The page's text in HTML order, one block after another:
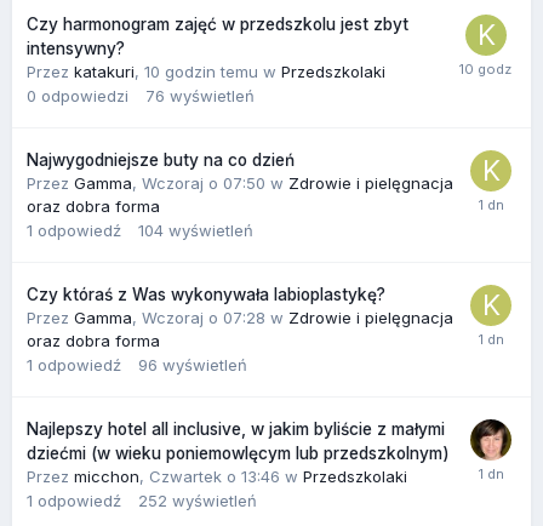
Czy harmonogram zajęć w przedszkolu jest zbyt
intensywny?
Przez katakuri, 10 godzin temu w Przedszkolaki
0 odpowiedzi 76 wyświetleń
Najwygodniejsze buty na co dzień
Przez Gamma, Wczoraj o 07:50 w Zdrowie i pielęgnacja
oraz dobra forma
1 odpowiedź 104 wyświetleń
Czy któraś z Was wykonywała labioplastykę?
Przez Gamma, Wczoraj o 07:28 w Zdrowie i pielęgnacja
oraz dobra forma
1 odpowiedź 96 wyświetleń
Najlepszy hotel all inclusive, w jakim byliście z małymi
dziećmi (w wieku poniemowlęcym lub przedszkolnym)
Przez micchon, Czwartek o 13:46 w Przedszkolaki
1 odpowiedź 252 wyświetleń